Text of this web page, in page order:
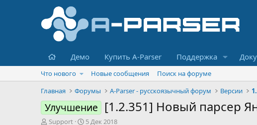
Главная
Демо Купить A-Parser Поддержка
Что нового Новые сообщения
Поиск на форуме
Главная
Форумы A-Parser - русскоязычный форум Версии
Улучшение [1.2.351] Новый парсер
А
Support
Д
5 Дек 2018